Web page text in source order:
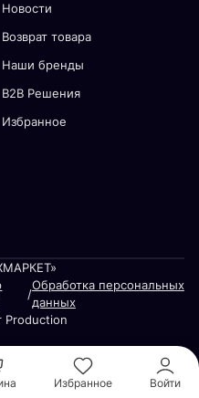
Новости
Возврат товара
Наши бренды
В2В Решения
Избранное
/
Обработка персональных
данных
Production
Избранное Войти